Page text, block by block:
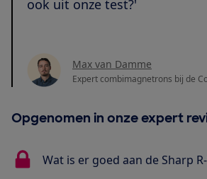
ook uit onze test?'
Max van Damme
Expert combimagnetrons bij de
Opgenomen in onze expert
Wat is er goed aan de Sharp